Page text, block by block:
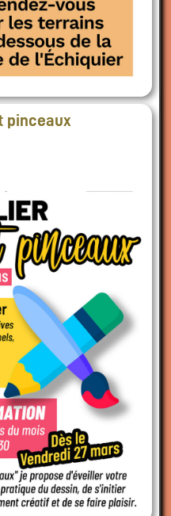
pinceaux